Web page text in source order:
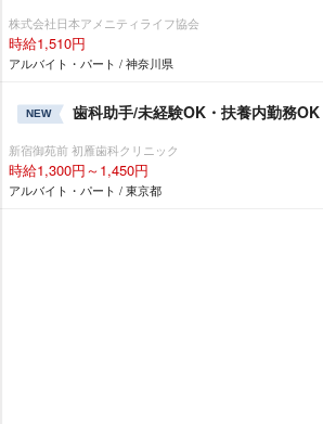
株式会社日本アメニティライフ協会
時給1,510円
アルバイト・パート / 神奈川県
NEW 歯科助手/未経験OK・扶養内勤務OK
新宿御苑前 初雁歯科クリニック
時給1,300円～1,450円
アルバイト・パート / 東京都